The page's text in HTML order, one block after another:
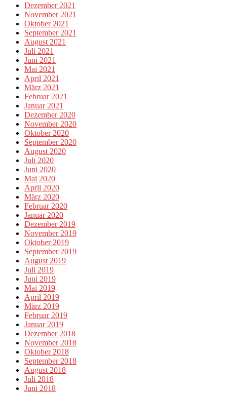
Dezember 2021
November 2021
Oktober 2021
September 2021
August 2021
Juli 2021
Juni 2021
Mai 2021
April 2021
März 2021
Februar 2021
Januar 2021
Dezember 2020
November 2020
Oktober 2020
September 2020
August 2020
Juli 2020
Juni 2020
Mai 2020
April 2020
März 2020
Februar 2020
Januar 2020
Dezember 2019
November 2019
Oktober 2019
September 2019
August 2019
Juli 2019
Juni 2019
Mai 2019
April 2019
März 2019
Februar 2019
Januar 2019
Dezember 2018
November 2018
Oktober 2018
September 2018
August 2018
Juli 2018
Juni 2018